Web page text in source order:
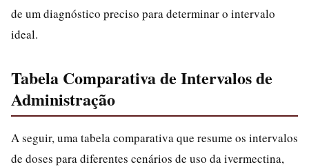
de um diagnóstico preciso para determinar o intervalo
ideal.
Tabela Comparativa de Intervalos de
Administração
A seguir, uma tabela comparativa que resume os intervalos
de doses para diferentes cenários de uso da ivermectina,